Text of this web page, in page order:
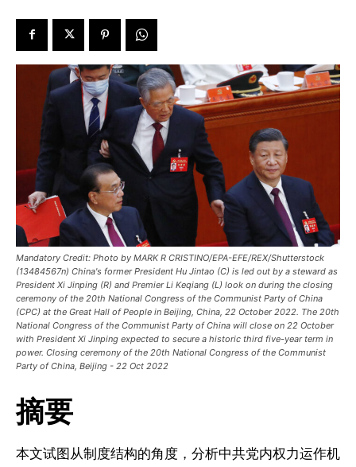
Mandatory Credit: Photo by MARK R CRISTINO/EPA-EFE/REX/Shutterstock
(13484567n) China's former President Hu Jintao (C) is led out by a steward as
President Xi Jinping (R) and Premier Li Keqiang (L) look on during the closing
ceremony of the 20th National Congress of the Communist Party of China
(CPC) at the Great Hall of People in Beijing, China, 22 October 2022. The 20th
National Congress of the Communist Party of China will close on 22 October
with President Xi Jinping expected to secure a historic third five-year term in
power. Closing ceremony of the 20th National Congress of the Communist
Party of China, Beijing - 22 Oct 2022
摘要
本文试图从制度结构的角度，分析中共党内权力运作机